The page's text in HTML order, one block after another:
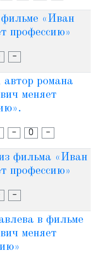
«Иван
профессию»
-
автор романа
меняет
- О -
фильма «Иван
профессию»
-
в фильме
меняет